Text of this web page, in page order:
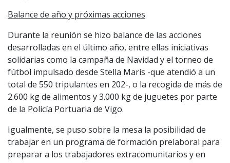
Balance de año y próximas acciones
Durante la reunión se hizo balance de las acciones
desarrolladas en el último año, entre ellas iniciativas
solidarias como la campaña de Navidad y el torneo de
fútbol impulsado desde Stella Maris -que atendió a un
total de 550 tripulantes en 202-, o la recogida de más de
2.600 kg de alimentos y 3.000 kg de juguetes por parte
de la Policía Portuaria de Vigo.
Igualmente, se puso sobre la mesa la posibilidad de
trabajar en un programa de formación prelaboral para
preparar a los trabajadores extracomunitarios y en